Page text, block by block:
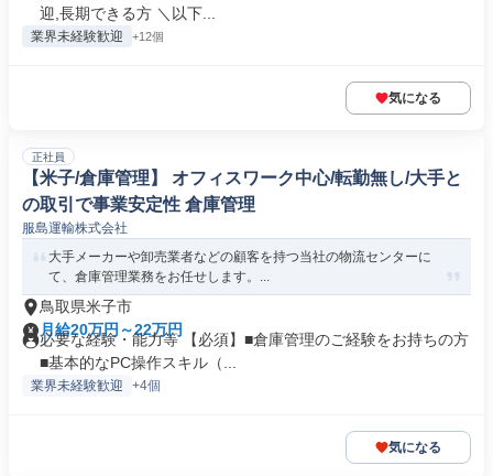
迎,長期できる方 ＼以下...
業界未経験歓迎 +12個
気になる
正社員
【米子/倉庫管理】 オフィスワーク中心/転勤無し/大手と
の取引で事業安定性 倉庫管理
服島運輸株式会社
大手メーカーや卸売業者などの顧客を持つ当社の物流センターに
て、倉庫管理業務をお任せします。...
鳥取県米子市
月給20万円～22万円
必要な経験・能力等 【必須】■倉庫管理のご経験をお持ちの方
■基本的なPC操作スキル（...
業界未経験歓迎 +4個
気になる